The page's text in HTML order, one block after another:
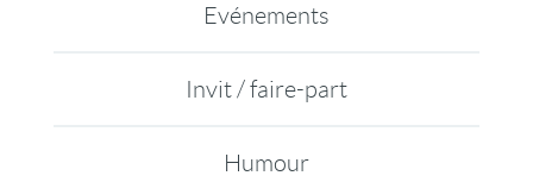
Evénements
Invit / faire-part
Humour